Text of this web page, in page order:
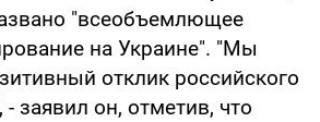
"всеобъемлющее
на Украине". "Мы
отклик российского
- заявил он, отметив, что